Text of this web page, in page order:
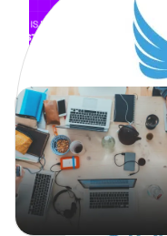
moet
30 apr